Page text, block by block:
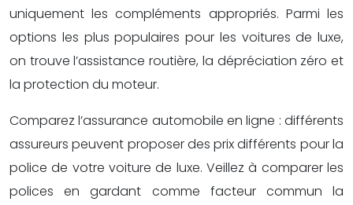
uniquement les compléments appropriés. Parmi les
options les plus populaires pour les voitures de luxe,
on trouve l’assistance routière, la dépréciation zéro et
la protection du moteur.
Comparez l’assurance automobile en ligne : différents
assureurs peuvent proposer des prix différents pour la
police de votre voiture de luxe. Veillez à comparer les
polices en gardant comme facteur commun la